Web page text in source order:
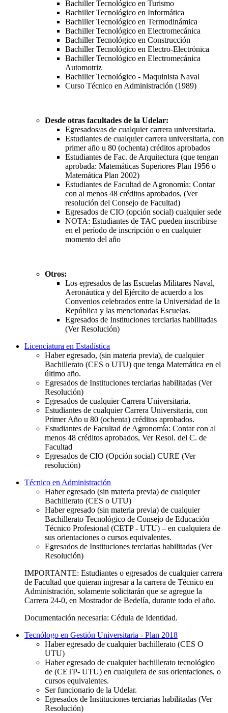
Bachiller Tecnológico en Turismo
Bachiller Tecnológico en Informática
Bachiller Tecnológico en Termodinámica
Bachiller Tecnológico en Electromecánica
Bachiller Tecnológico en Construcción
Bachiller Tecnológico en Electro-Electrónica
Bachiller Tecnológico en Electromecánica
Automotriz
Bachiller Tecnológico - Maquinista Naval
Curso Técnico en Administración (1989)
Desde otras facultades de la Udelar:
Egresados/as de cualquier carrera universitaria.
Estudiantes de cualquier carrera universitaria, con
primer año u 80 (ochenta) créditos aprobados
Estudiantes de Fac. de Arquitectura (que tengan
aprobada: Matemáticas Superiores Plan 1956 o
Matemática Plan 2002)
Estudiantes de Facultad de Agronomía: Contar
con al menos 48 créditos aprobados, (Ver
resolución del Consejo de Facultad)
Egresados de CIO (opción social) cualquier sede
NOTA: Estudiantes de TAC pueden inscribirse
en el período de inscripción o en cualquier
momento del año
Otros:
Los egresados de las Escuelas Militares Naval,
Aeronáutica y del Ejército de acuerdo a los
Convenios celebrados entre la Universidad de la
República y las mencionadas Escuelas.
Egresados de Instituciones terciarias habilitadas
(Ver Resolución)
Licenciatura en Estadística
Haber egresado, (sin materia previa), de cualquier
Bachillerato (CES o UTU) que tenga Matemática en el
último año.
Egresados de Instituciones terciarias habilitadas (Ver
Resolución)
Egresados de cualquier Carrera Universitaria.
Estudiantes de cualquier Carrera Universitaria, con
Primer Año u 80 (ochenta) créditos aprobados.
Estudiantes de Facultad de Agronomía: Contar con al
menos 48 créditos aprobados, Ver Resol. del C. de
Facultad
Egresados de CIO (Opción social) CURE (Ver
resolución)
Técnico en Administración
Haber egresado (sin materia previa) de cualquier
Bachillerato (CES o UTU)
Haber egresado (sin materia previa) de cualquier
Bachillerato Tecnológico de Consejo de Educación
Técnico Profesional (CETP - UTU) – en cualquiera de
sus orientaciones o cursos equivalentes.
Egresados de Instituciones terciarias habilitadas (Ver
Resolución)
IMPORTANTE: Estudiantes o egresados de cualquier carrera
de Facultad que quieran ingresar a la carrera de Técnico en
Administración, solamente solicitarán que se agregue la
Carrera 24-0, en Mostrador de Bedelía, durante todo el año.
Documentación necesaria: Cédula de Identidad.
Tecnólogo en Gestión Universitaria - Plan 2018
Haber egresado de cualquier bachillerato (CES O
UTU)
Haber egresado de cualquier bachillerato tecnológico
de (CETP- UTU) en cualquiera de sus orientaciones, o
cursos equivalentes.
Ser funcionario de la Udelar.
Egresados de Instituciones terciarias habilitadas (Ver
Resolución)